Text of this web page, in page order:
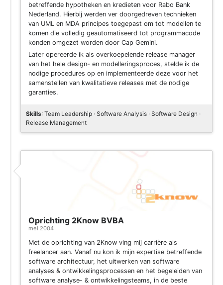
betreffende hypotheken en kredieten voor Rabo Bank
Nederland. Hierbij werden ver doorgedreven technieken
van UML en MDA principes toegepast om tot modellen te
komen die volledig geautomatiseerd tot programmacode
konden omgezet worden door Cap Gemini.
Later opereerde ik als overkoepelende release manager
van het hele design- en modelleringsproces, stelde ik de
nodige procedures op en implementeerde deze voor het
samenstellen van kwalitatieve releases met de nodige
garanties.
Skills: Team Leadership · Software Analysis · Software Design ·
Release Management
Oprichting 2Know BVBA
mei 2004
Met de oprichting van 2Know ving mij carrière als
freelancer aan. Vanaf nu kon ik mijn expertise betreffende
software architectuur, het uitwerken van software
analyses & ontwikkelingsprocessen en het begeleiden van
software analyse- & ontwikkelingsteams, in de beste